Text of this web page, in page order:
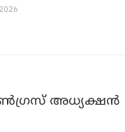
അധ്യക്ഷൻ